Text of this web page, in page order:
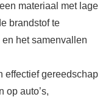
materiaal met lage
brandstof te
het samenvallen
effectief gereedschap
op auto’s,